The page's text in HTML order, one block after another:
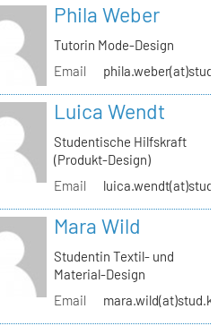
Phila Weber
Tutorin Mode-Design
Email
Luica Wendt
Studentische Hilfskraft
(Produkt-Design)
Email
Mara Wild
Studentin Textil- und
Material-Design
Email